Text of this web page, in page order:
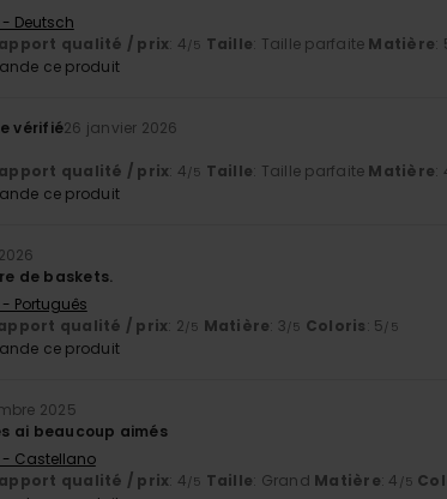
Deutsch
qualité / prix: 4/5 Taille: Taille parfaite Matière:
ce produit
vérifié26 janvier 2026
qualité / prix: 4/5 Taille: Taille parfaite Matière:
ce produit
de baskets.
Português
qualité / prix: 2/5 Matière: 3/5 Coloris: 5/5
ce produit
2025
ai beaucoup aimés
- Castellano
qualité / prix: 4/5 Taille: Grand Matière: 4 /5